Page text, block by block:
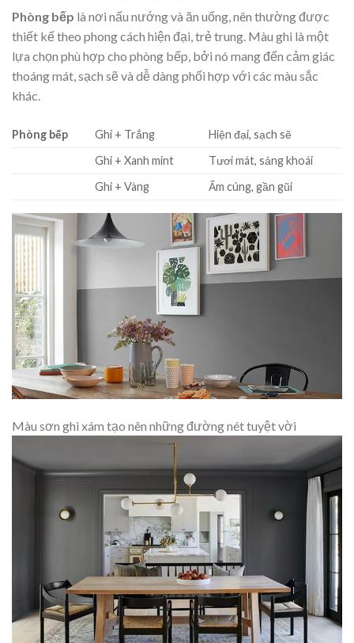
Phòng bếp là nơi nấu nướng và ăn uống, nên thường được
thiết kế theo phong cách hiện đại, trẻ trung. Màu ghi là một
lựa chọn phù hợp cho phòng bếp, bởi nó mang đến cảm giác
thoáng mát, sạch sẽ và dễ dàng phối hợp với các màu sắc
khác.
Phòng bếp Ghi + Trắng
Hiện đại, sạch sẽ
Ghi + Xanh mint
Tươi mát, sảng khoái
Ghi + Vàng
Ấm cúng, gần gũi
Màu sơn ghi xám tạo nên những đường nét tuyệt vời